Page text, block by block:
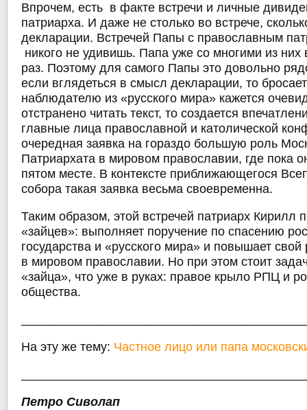
Впрочем, есть в факте встречи и личные
патриарха. И даже не столько во встрече,
декларации. Встречей Папы с православным
никого не удивишь. Папа уже со многими из них
раз. Поэтому для самого Папы это довольно
если вглядеться в смысл декларации, то
наблюдателю из «русского мира» кажется
отстранено читать текст, то создается
главные лица православной и католической
очередная заявка на гораздо большую роль
Патриархата в мировом православии, где пока
пятом месте. В контексте приближающегося
собора такая заявка весьма своевременна.
Таким образом, этой встречей патриарх Кирилл
«зайцев»: выполняет поручение по спасению
государства и «русского мира» и повышает свой
в мировом православии. Но при этом стоит
«зайца», что уже в руках: правое крыло РПЦ и
общества.
На эту же тему: Частное лицо или папа
Петро Сиволап